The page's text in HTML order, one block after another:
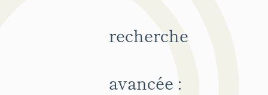
recherche
avancée :